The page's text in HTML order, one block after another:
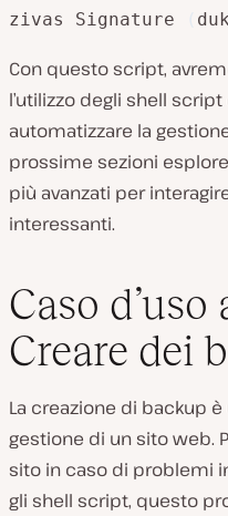
zivas Signature
Con questo script,
l’utilizzo degli shell script
automatizzare la
prossime sezioni
più avanzati per
interessanti.
Caso d’uso
Creare dei
La creazione di backup
gestione di un sito web.
sito in caso di problemi
gli shell script, questo